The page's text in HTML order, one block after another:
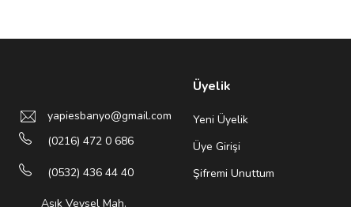
yapiesbanyo@gmail.com
(0216) 472 0 686
(0532) 436 44 40
Aşık Veysel Mah.
Üyelik
Yeni Üyelik
Üye Girişi
Şifremi Unuttum